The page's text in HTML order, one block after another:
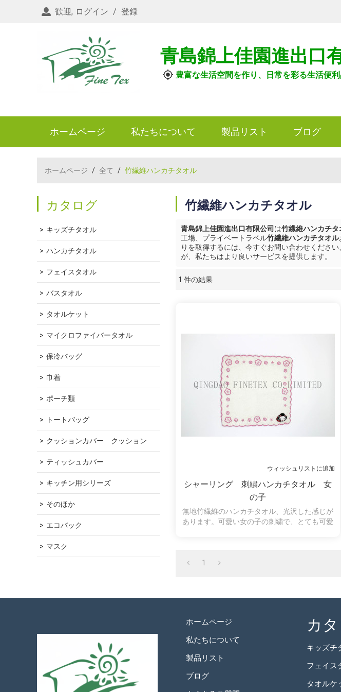
歓迎, ログイン / 登録
青島錦上佳園進出口
豊富な生活空間を作り、日常を彩る生活便
ホームページ 私たちについて 製品リスト ブログ
ホームページ / 全て / 竹繊維ハンカチタオル
カタログ
キッズチタオル
ハンカチタオル
フェイスタオル
バスタオル
タオルケット
マイクロファイバータオル
保冷バッグ
巾着
ポーチ類
トートバッグ
クッションカバー　クッション
ティッシュカバー
キッチン用シリーズ
そのほか
エコバック
マスク
竹繊維ハンカチタオル
青島錦上佳園進出口有限公司 は竹繊維ハンカチタ
工場、プライベートラベル竹繊維ハンカチタオル
りを取得するには、今すぐお問い合わせください
が、私たちはより良いサービスを提供します。
1 件の結果
ショーケース
ウィッシュリストに追加
シャーリング 刺繍ハンカチタオル 女
の子
無地竹繊維のハンカチタオル、光沢した感じが
あります。可愛い女の子の刺繍で、とても可愛
1
ホームページ
私たちについて
製品リスト
ブログ
カ
キッズチ
フェイス
タオルケ